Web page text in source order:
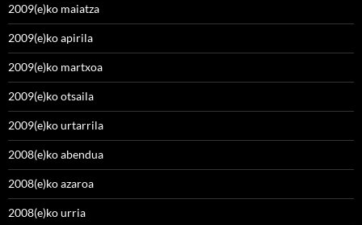
2009(e)ko maiatza
2009(e)ko apirila
2009(e)ko martxoa
2009(e)ko otsaila
2009(e)ko urtarrila
2008(e)ko abendua
2008(e)ko azaroa
2008(e)ko urria